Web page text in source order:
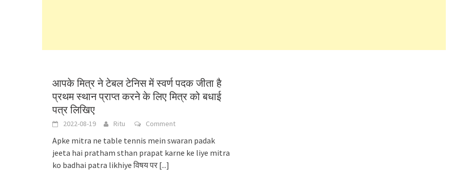
आपके मित्र ने टेबल टेनिस में स्वर्ण पदक जीता है
प्रथम स्थान प्राप्त करने के लिए मित्र को बधाई
पत्र लिखिए
2022-08-19 Ritu Comment
Apke mitra ne table tennis mein swaran padak
jeeta hai pratham sthan prapat karne ke liye mitra
ko badhai patra likhiye विषय पर [...]